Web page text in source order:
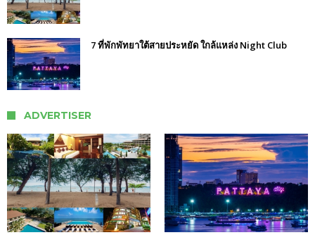
7 ที่พักพัทยาใต้สายประหยัด ใกล้แหล่ง Night Club
ADVERTISER